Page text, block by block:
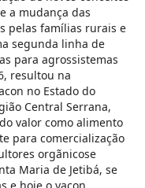
a mudança das
pelas famílias rurais e
segunda linha de
para agrossistemas
resultou na
no Estado do
Central Serrana,
valor como alimento
para comercialização
orgãnicose
Maria de Jetibá, se